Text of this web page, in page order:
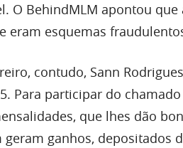
O BehindMLM apontou
eram esquemas
contudo, Sann
Para participar do
que lhes dão
geram ganhos, depositados